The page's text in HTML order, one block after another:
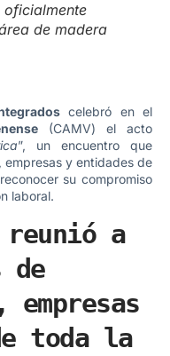
oficialmente
de madera
celebró en el
(CAMV) el acto
”, un encuentro que
empresas y entidades de
su compromiso
laboral.
reunió a
de
empresas
toda la